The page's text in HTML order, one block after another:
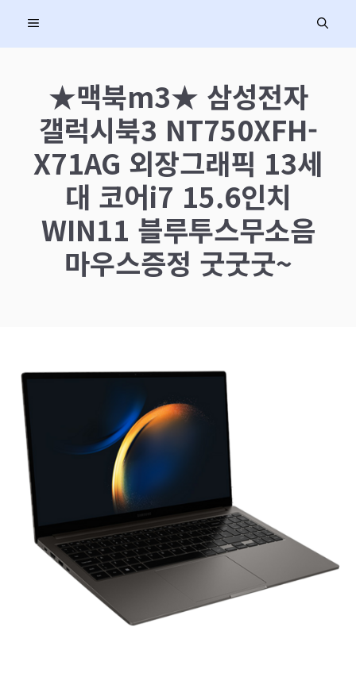
MENU
★맥북m3★ 삼성전자
갤럭시북3 NT750XFH-
X71AG 외장그래픽 13세
대 코어i7 15.6인치
WIN11 블루투스무소음
마우스증정 굿굿굿~